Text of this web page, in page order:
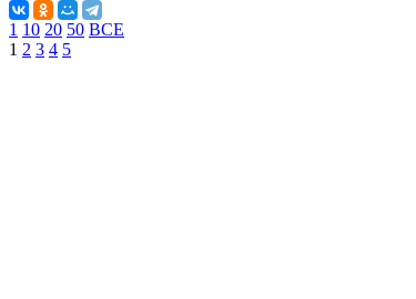
1 10 20 50 ВСЕ
1 2 3 4 5